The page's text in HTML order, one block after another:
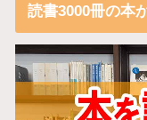
読書3000冊の本